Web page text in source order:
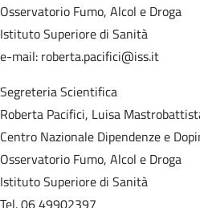
Osservatorio Fumo, Alcol e Droga
Istituto Superiore di Sanità
e-mail: roberta.pacifici@iss.it
Segreteria Scientifica
Roberta Pacifici, Luisa
Centro Nazionale Dipendenze e
Osservatorio Fumo, Alcol e Droga
Istituto Superiore di Sanità
Tel. 06 49902397